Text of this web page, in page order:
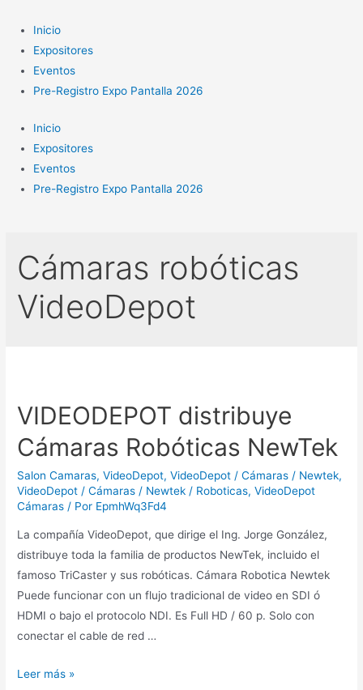
contenido
Inicio
Expositores
Eventos
Pre-Registro Expo Pantalla 2026
Inicio
Expositores
Eventos
Pre-Registro Expo Pantalla 2026
Cámaras robóticas
VideoDepot
VIDEODEPOT distribuye
Cámaras Robóticas NewTek
Salon Camaras,VideoDepot,VideoDepot / Cámaras / Newtek,
VideoDepot / Cámaras / Newtek / Roboticas,VideoDepot
Cámaras / Por EpmhWq3Fd4
La compañía VideoDepot, que dirige el Ing. Jorge González,
distribuye toda la familia de productos NewTek, incluido el
famoso TriCaster y sus robóticas. Cámara Robotica Newtek
Puede funcionar con un flujo tradicional de video en SDI ó
HDMI o bajo el protocolo NDI. Es Full HD / 60 p. Solo con
conectar el cable de red …
VIDEODEPOT
Leer más »